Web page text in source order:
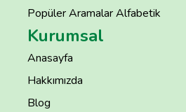
Popüler Aramalar Alfabetik
Kurumsal
Anasayfa
Hakkımızda
Blog